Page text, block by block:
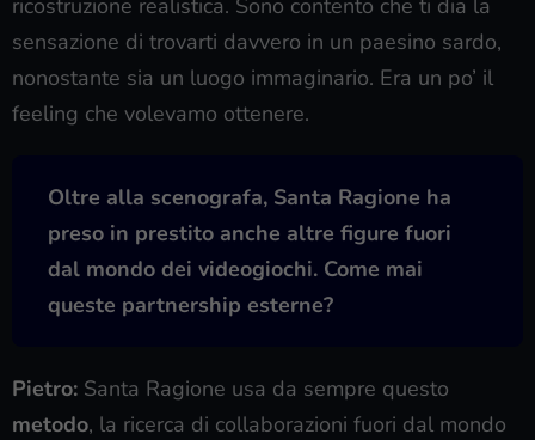
ricostruzione realistica. Sono contento che ti dia la
sensazione di trovarti davvero in un paesino sardo,
nonostante sia un luogo immaginario. Era un po’ il
feeling che volevamo ottenere.
Oltre alla scenografa, Santa Ragione ha
preso in prestito anche altre figure fuori
dal mondo dei videogiochi. Come mai
queste partnership esterne?
Pietro: Santa Ragione usa da sempre questo
metodo, la ricerca di collaborazioni fuori dal mondo